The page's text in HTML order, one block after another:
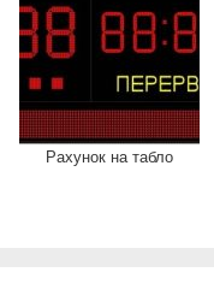
Рахунок на табло